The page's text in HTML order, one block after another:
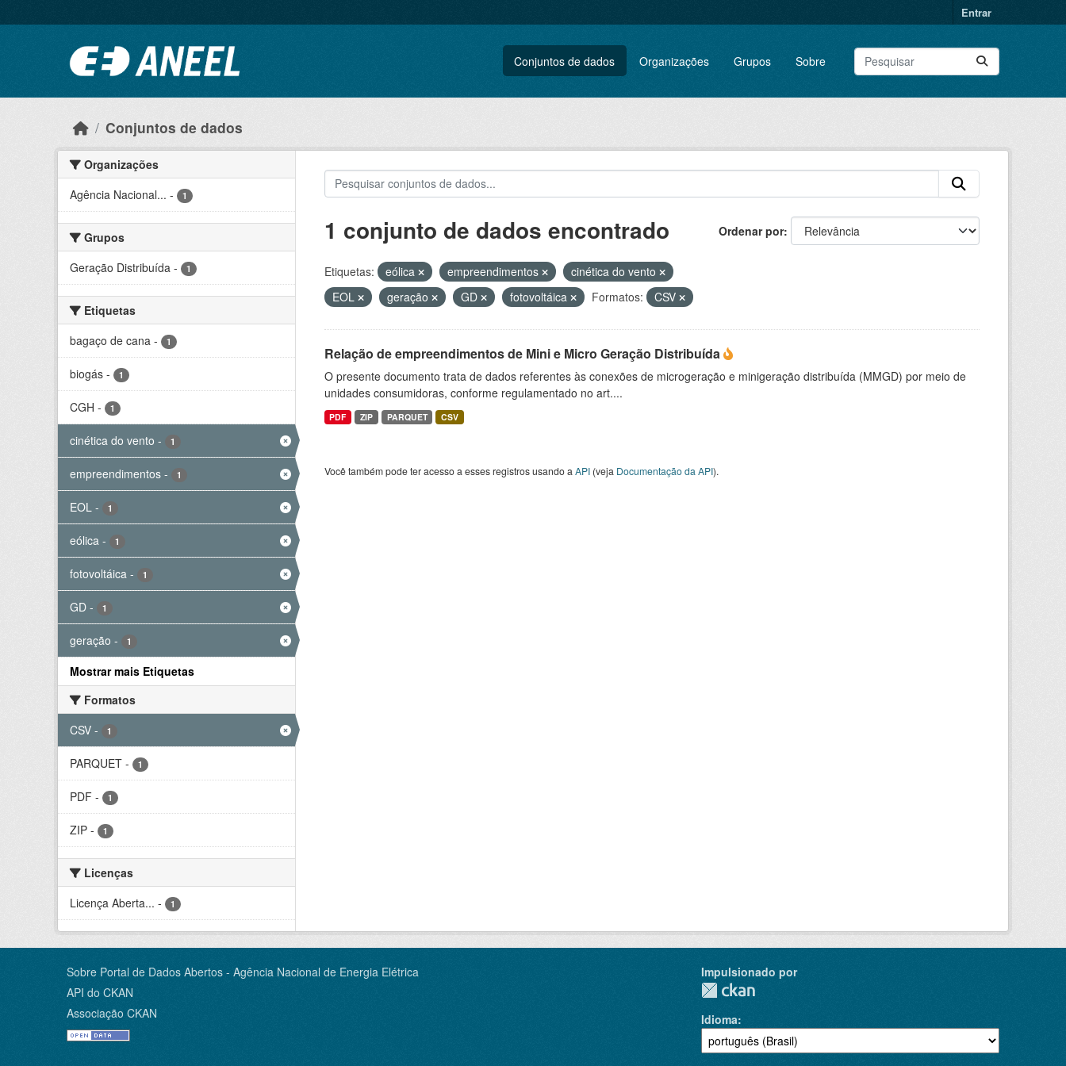
Entrar
Conjuntos de dados Organizações Grupos Sobre
Conjuntos de dados
Organizações
Agência Nacional... - 1
Grupos
Geração Distribuída - 1
Etiquetas
bagaço de cana - 1
biogás - 1
CGH - 1
cinética do vento - 1
empreendimentos - 1
EOL - 1
eólica - 1
fotovoltáica - 1
GD - 1
geração - 1
Mostrar mais Etiquetas
Formatos
CSV - 1
PARQUET - 1
PDF - 1
ZIP - 1
Licenças
Licença Aberta... - 1
Ordenar por
1 conjunto de dados encontrado
Etiquetas: eólica empreendimentos
cinética do vento
EOL
geração GD fotovoltáica Formatos: CSV
Relação de empreendimentos de Mini e Micro Geração Distribuída
O presente documento trata de dados referentes às conexões de microgeração e minigeração distribuída (MMGD) por meio de
unidades consumidoras, conforme regulamentado no art....
PDF ZIP PARQUET CSV
Você também pode ter acesso a esses registros usando a API(veja Documentação da API).
Sobre Portal de Dados Abertos - Agência Nacional de Energia Elétrica
API do CKAN
Associação CKAN
Impulsionado por
Idioma